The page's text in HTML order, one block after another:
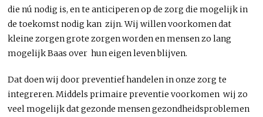
die nú nodig is, en te anticiperen op de zorg die mogelijk in
de toekomst nodig kan zijn. Wij willen voorkomen dat
kleine zorgen grote zorgen worden en mensen zo lang
mogelijk Baas over hun eigen leven blijven.
Dat doen wij door preventief handelen in onze zorg te
integreren. Middels primaire preventie voorkomen wij zo
veel mogelijk dat gezonde mensen gezondheidsproblemen